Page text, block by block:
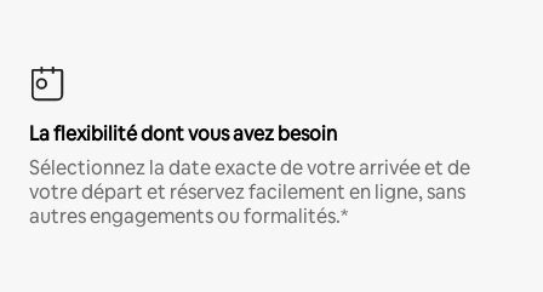
La flexibilité dont vous avez besoin
Sélectionnez la date exacte de votre arrivée et de
votre départ et réservez facilement en ligne, sans
autres engagements ou formalités.*